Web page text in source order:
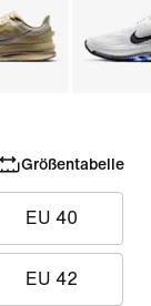
Größentabelle
EU 40
EU 42